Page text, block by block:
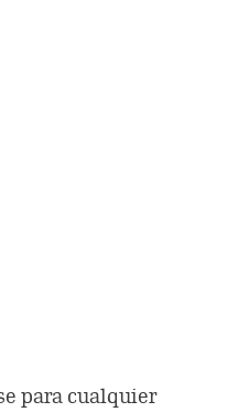
para cualquier